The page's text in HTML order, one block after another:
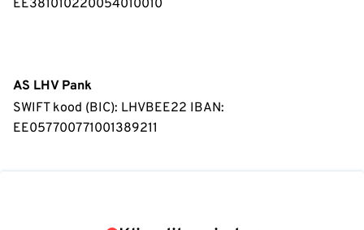
EE381010220054010010
AS LHV Pank
SWIFT kood (BIC): LHVBEE22 IBAN:
EE057700771001389211